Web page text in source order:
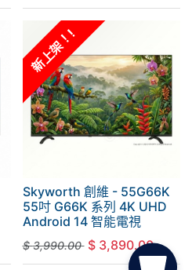
新上架！!
Skyworth 創維 - 55G66K
55吋 G66K 系列 4K UHD
Android 14 智能電視
$3,990.00 $ 3,890.00